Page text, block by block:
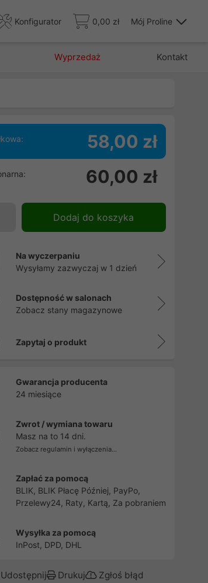
Konfigurator 0,00 zł Mój Proline
Wyprzedaż Kontakt
58,00 zł
60,00 zł
Dodaj do koszyka
Na wyczerpaniu
Wysyłamy zazwyczaj w 1 dzień
Dostępność w salonach
Zobacz stany magazynowe
Zapytaj o produkt
Gwarancja producenta
24 miesiące
Zwrot / wymiana towaru
Masz na to 14 dni.
Zobacz regulamin i wyłączenia...
Zapłać za pomocą
BLIK, BLIK Płacę Później, PayPo,
Przelewy24, Raty, Kartą, Za pobraniem
Wysyłka za pomocą
InPost, DPD, DHL
Drukuj Zgłoś błąd